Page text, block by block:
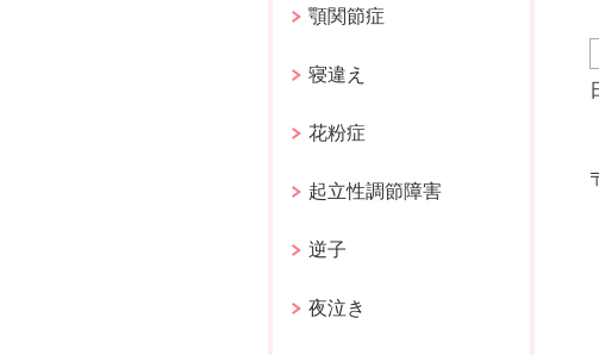
顎関節症
寝違え
花粉症
起立性調節障害
逆子
夜泣き